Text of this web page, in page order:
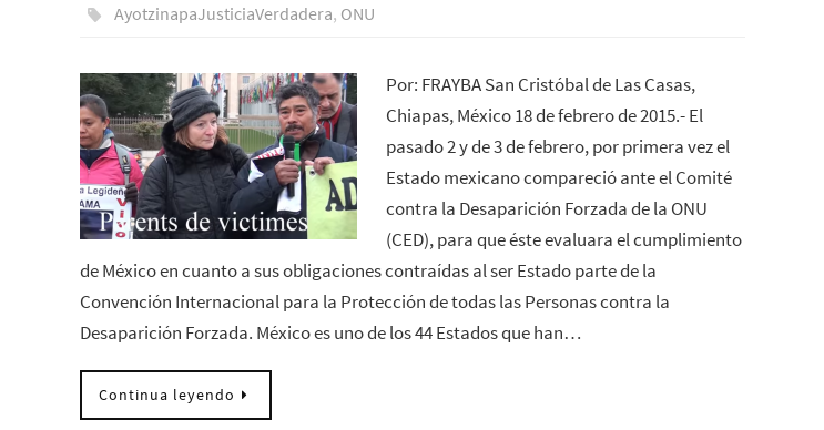
AyotzinapaJusticiaVerdadera, ONU
Por: FRAYBA San Cristóbal de Las Casas,
Chiapas, México 18 de febrero de 2015.- El
pasado 2 y de 3 de febrero, por primera vez el
Estado mexicano compareció ante el Comité
contra la Desaparición Forzada de la ONU
(CED), para que éste evaluara el cumplimiento
de México en cuanto a sus obligaciones contraídas al ser Estado parte de la
Convención Internacional para la Protección de todas las Personas contra la
Desaparición Forzada. México es uno de los 44 Estados que han…
Continua leyendo